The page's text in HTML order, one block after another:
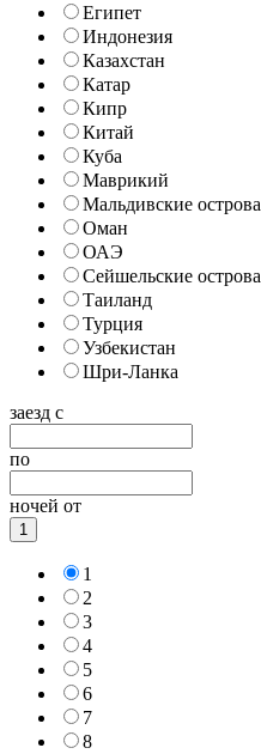
Египет
Индонезия
Казахстан
Катар
Кипр
Китай
Куба
Маврикий
Мальдивские острова
Оман
ОАЭ
Сейшельские острова
Таиланд
Турция
Узбекистан
Шри-Ланка
заезд с
по
ночей от
1
1
2
3
4
5
6
7
8